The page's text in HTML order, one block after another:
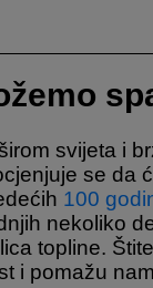
svijeta i
se da
100
nekoliko
topline.
i pomažu